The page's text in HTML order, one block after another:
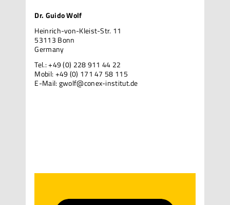
Dr. Guido Wolf
Heinrich-von-Kleist-Str. 11
53113 Bonn
Germany
Tel.: +49 (0) 228 911 44 22
Mobil: +49 (0) 171 47 58 115
E-Mail:gwolf@conex-institut.de